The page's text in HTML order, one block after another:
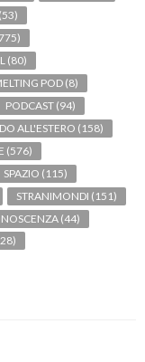
(53)
(80)
POD(8)
PODCAST (94)
ALL'ESTERO (158)
(576)
SPAZIO (115)
STRANIMONDI (151)
(44)